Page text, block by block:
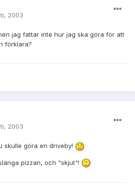
2003
jag fattar inte hur jag ska göra för att
förklara?
2003
skulle göra en driveby!
pizzan, och "skjut"!